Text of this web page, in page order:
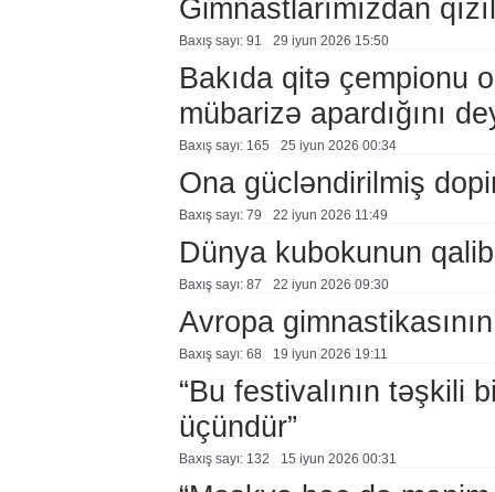
Gimnastlarımızdan
Baxış sayı: 91 29 i̇yun 2026 15:50
Bakıda qitə çempionu
mübarizə apardığını
Baxış sayı: 165 25 i̇yun 2026 00:34
Ona gücləndirilmiş
Baxış sayı: 79 22 i̇yun 2026 11:49
Dünya kubokunun
Baxış sayı: 87 22 i̇yun 2026 09:30
Avropa
Baxış sayı: 68 19 i̇yun 2026 19:11
“Bu festivalının təşkili
üçündür”
Baxış sayı: 132 15 i̇yun 2026 00:31